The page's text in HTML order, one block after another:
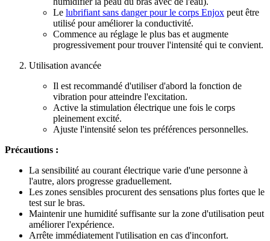
Le lubrifiant sans danger pour le corps Enjox peut être
utilisé pour améliorer la conductivité.
Commence au réglage le plus bas et augmente
progressivement pour trouver l'intensité qui te convient.
Utilisation avancée
Il est recommandé d'utiliser d'abord la fonction de
vibration pour atteindre l'excitation.
Active la stimulation électrique une fois le corps
pleinement excité.
Ajuste l'intensité selon tes préférences personnelles.
Précautions :
La sensibilité au courant électrique varie d'une personne à
l'autre, alors progresse graduellement.
Les zones sensibles procurent des sensations plus fortes que le
test sur le bras.
Maintenir une humidité suffisante sur la zone d'utilisation peut
améliorer l'expérience.
Arrête immédiatement l'utilisation en cas d'inconfort.